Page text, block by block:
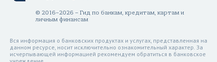
© 2016–2026 – Гид по банкам, кредитам, картам и
личным финансам
Вся информация о банковских продуктах и услугах, представленная на
данном ресурсе, носит исключительно ознакомительный характер. За
исчерпывающей информацией рекомендуем обратиться в банковское